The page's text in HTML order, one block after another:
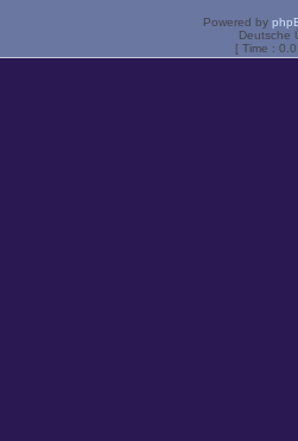
Powered by
Deutsche
[ Time :